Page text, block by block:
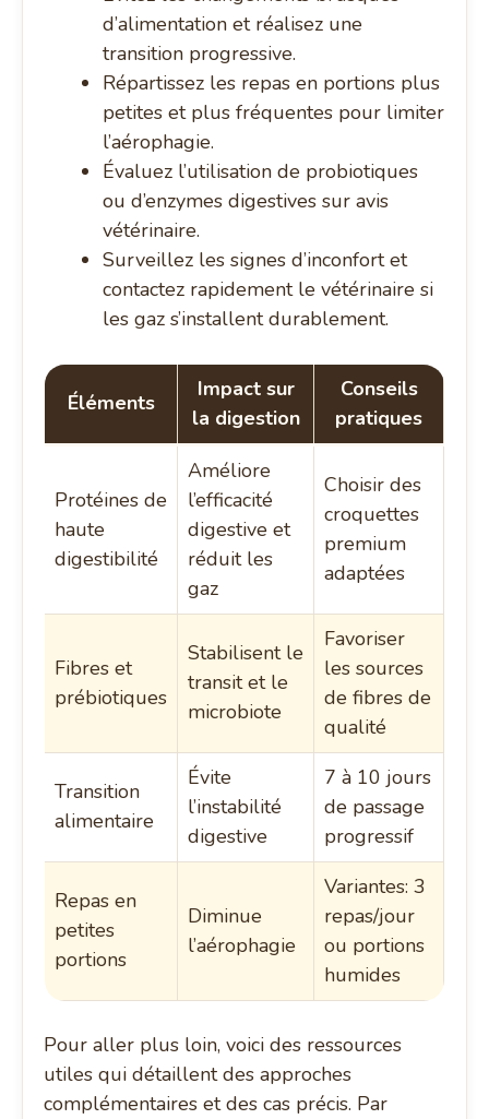
d’alimentation et réalisez une
transition progressive.
Répartissez les repas en portions plus
petites et plus fréquentes pour limiter
l’aérophagie.
Évaluez l’utilisation de probiotiques
ou d’enzymes digestives sur avis
vétérinaire.
Surveillez les signes d’inconfort et
contactez rapidement le vétérinaire si
les gaz s’installent durablement.
Éléments
Impact sur
la digestion
Conseils
pratiques
Protéines de
haute
digestibilité
Améliore
l’efficacité
digestive et
réduit les
gaz
Choisir des
croquettes
premium
adaptées
Fibres et
prébiotiques
Stabilisent le
transit et le
microbiote
Favoriser
les sources
de fibres de
qualité
Transition
alimentaire
Évite
l’instabilité
digestive
7 à 10 jours
de passage
progressif
Repas en
petites
portions
Diminue
l’aérophagie
Variantes: 3
repas/jour
ou portions
humides
Pour aller plus loin, voici des ressources
utiles qui détaillent des approches
complémentaires et des cas précis. Par